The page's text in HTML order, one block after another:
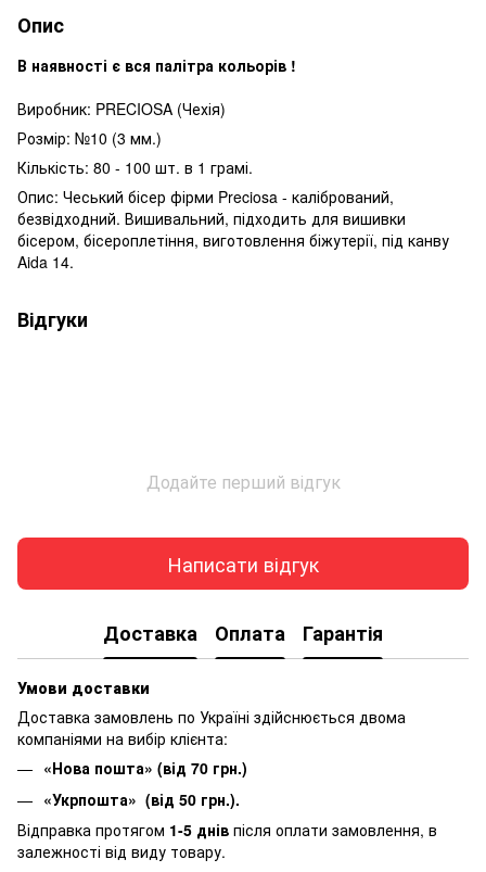
Опис
В наявності є вся палітра кольорів !
Виробник: PRECIOSA (Чехія)
Розмір: №10 (3 мм.)
Кількість: 80 - 100 шт. в 1 грамі.
Опис: Чеський бісер фірми Preciosa - калібрований,
безвідходний. Вишивальний, підходить для вишивки
бісером, бісероплетіння, виготовлення біжутерії, під канву
Aida 14.
Відгуки
Додайте перший відгук
Написати відгук
Доставка Оплата Гарантія
Умови доставки
Доставка замовлень по Україні здійснюється двома
компаніями на вибір клієнта:
«Нова пошта» (від 70 грн.)
«Укрпошта» (від 50 грн.).
Відправка протягом 1-5 днів після оплати замовлення, в
залежності від виду товару.